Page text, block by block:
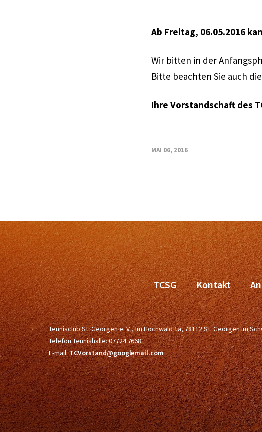
Ab Freitag, 06.05.2016
Wir bitten in der
Bitte beachten Sie auch
Ihre Vorstandschaft des
MAI 06, 2016
TCSG Kontakt
Tennisclub St. Georgen e. V. , Im Hochwald 1a, 78112 St. Georgen im
Telefon Tennishalle:07724 7668
E-mail:TCVorstand@googlemail.com